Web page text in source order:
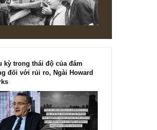
phẩm kỳ 82], 36/36 trang,
thức phát hành!!